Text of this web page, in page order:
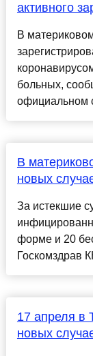
активного
В
больных,
официальном
В
новых
За истекшие
форме и 20
Госкомздрав
17 апреля в
новых